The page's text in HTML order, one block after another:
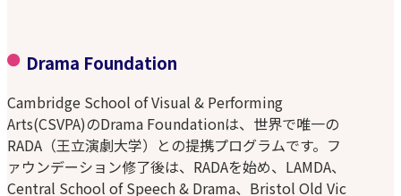
Drama Foundation
Cambridge School of Visual & Performing
Arts(CSVPA)のDrama Foundationは、世界で唯一の
RADA（王立演劇大学）との提携プログラムです。フ
ァウンデーション修了後は、RADAを始め、LAMDA、
Central School of Speech & Drama、Bristol Old Vic